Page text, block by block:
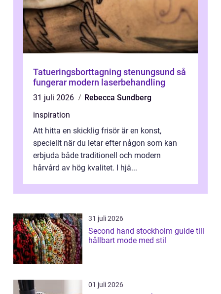
Tatueringsborttagning stenungsund så
fungerar modern laserbehandling
31 juli 2026
Rebecca Sundberg
inspiration
Att hitta en skicklig frisör är en konst,
speciellt när du letar efter någon som kan
erbjuda både traditionell och modern
hårvård av hög kvalitet. I hjä...
31 juli 2026
Second hand stockholm guide till
hållbart mode med stil
01 juli 2026